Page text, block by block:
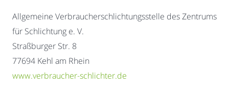
Allgemeine Verbraucherschlichtungsstelle des Zentrums
für Schlichtung e. V.
Straßburger Str. 8
77694 Kehl am Rhein
www.verbraucher-schlichter.de